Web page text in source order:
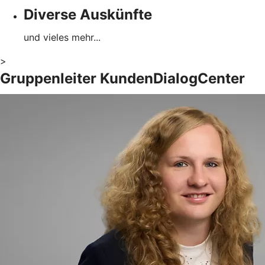
Diverse Auskünfte
und vieles mehr...
>
Gruppenleiter KundenDialogCenter